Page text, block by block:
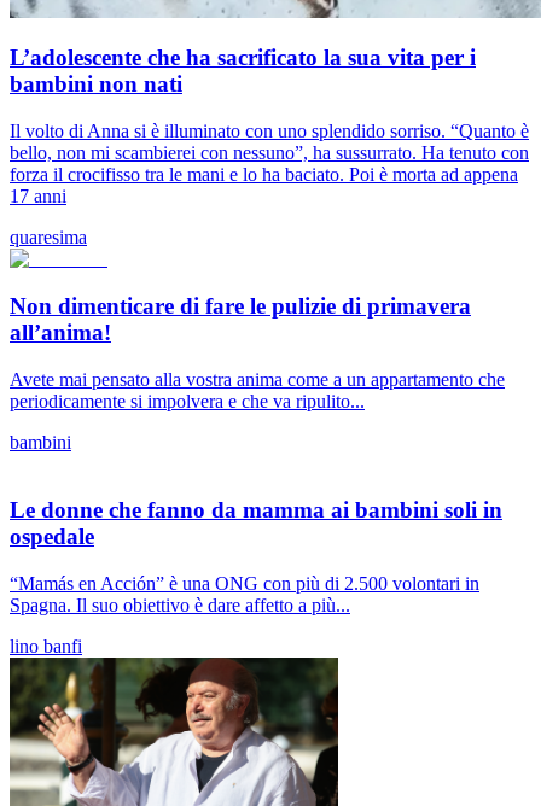
L’adolescente che ha sacrificato la sua vita per i
bambini non nati
Il volto di Anna si è illuminato con uno splendido sorriso. “Quanto è
bello, non mi scambierei con nessuno”, ha sussurrato. Ha tenuto con
forza il crocifisso tra le mani e lo ha baciato. Poi è morta ad appena
17 anni
quaresima
Non dimenticare di fare le pulizie di primavera
all’anima!
Avete mai pensato alla vostra anima come a un appartamento che
periodicamente si impolvera e che va ripulito...
bambini
Le donne che fanno da mamma ai bambini soli in
ospedale
“Mamás en Acción” è una ONG con più di 2.500 volontari in
Spagna. Il suo obiettivo è dare affetto a più...
lino banfi